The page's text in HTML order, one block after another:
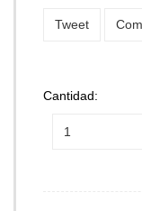
Tweet
Cantidad: